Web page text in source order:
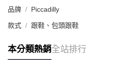
品牌 Piccadilly
款式 跟鞋、包頭跟鞋
本分類熱銷全站排行